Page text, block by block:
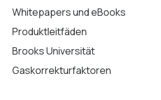
Whitepapers und eBooks
Produktleitfäden
Brooks Universität
Gaskorrekturfaktoren